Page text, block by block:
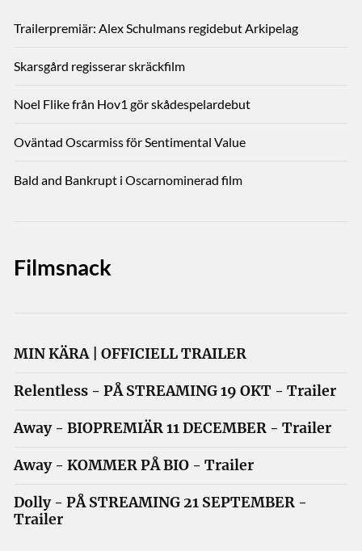
Trailerpremiär: Alex Schulmans regidebut Arkipelag
Skarsgård regisserar skräckfilm
Noel Flike från Hov1 gör skådespelardebut
Oväntad Oscarmiss för Sentimental Value
Bald and Bankrupt i Oscarnominerad film
Filmsnack
MIN KÄRA | OFFICIELL TRAILER
Relentless - PÅ STREAMING 19 OKT - Trailer
Away - BIOPREMIÄR 11 DECEMBER - Trailer
Away - KOMMER PÅ BIO - Trailer
Dolly - PÅ STREAMING 21 SEPTEMBER -
Trailer